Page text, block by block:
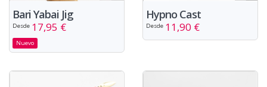
Bari Yabai Jig
Desde 17,95 €
Nuevo
Hypno Cast
Desde 11,90 €